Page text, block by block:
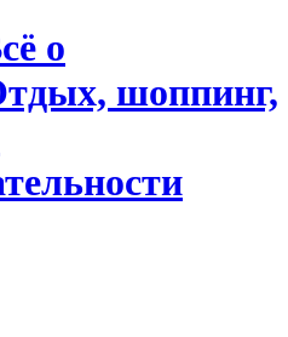
о
шоппинг,